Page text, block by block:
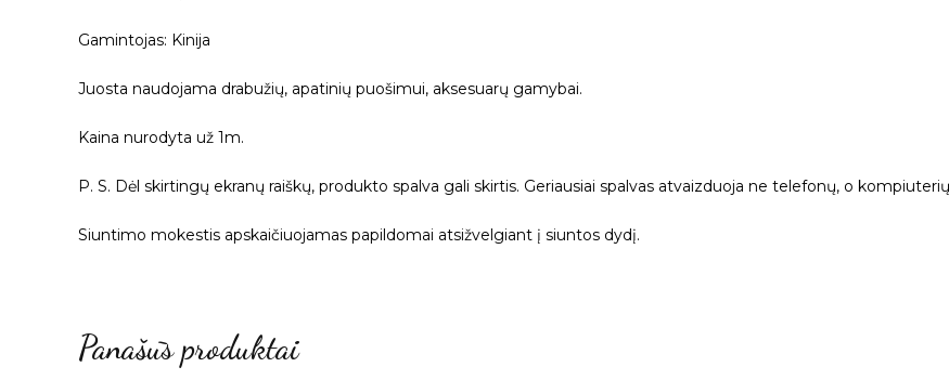
Gamintojas: Kinija
Juosta naudojama drabužių, apatinių puošimui, aksesuarų gamybai.
Kaina nurodyta už 1m.
P. S. Dėl skirtingų ekranų raiškų, produkto spalva gali skirtis. Geriausiai spalvas atvaizduoja ne telefonų, o
Siuntimo mokestis apskaičiuojamas papildomai atsižvelgiant į siuntos dydį.
Panašūs produktai